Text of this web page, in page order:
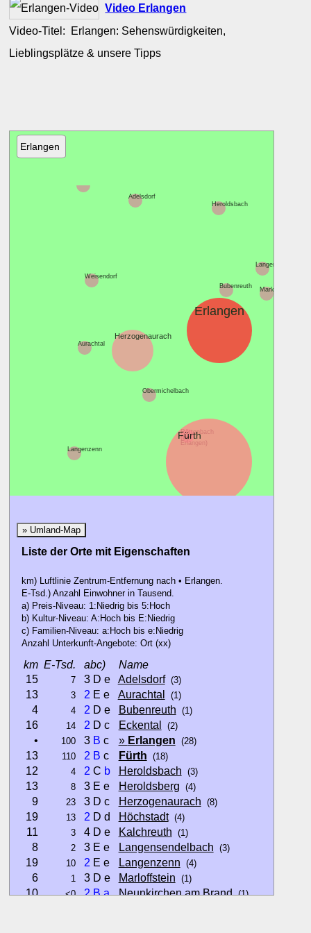
Video Erlangen
Video-Titel: Erlangen: Sehenswürdigkeiten,
Lieblingsplätze & unsere Tipps
Erlangen
Marloffstein
Langensendelbach
Aurachtal
Obermichelbach
Bubenreuth
Heroldsbach
Röttenbach
(bei
Erlangen)
Weisendorf
Adelsdorf
Langenzenn
Herzogenaurach
Erlangen
Fürth
» Umland-Map
Liste der Orte mit Eigenschaften
km) Luftlinie Zentrum-Entfernung nach • Erlangen.
E-Tsd.) Anzahl Einwohner in Tausend.
a) Preis-Niveau: 1:Niedrig bis 5:Hoch
b) Kultur-Niveau: A:Hoch bis E:Niedrig
c) Familien-Niveau: a:Hoch bis e:Niedrig
Anzahl Unterkunft-Angebote: Ort (xx)
km E-Tsd. abc)
Name
15
7 3 D e Adelsdorf (3)
13 3 2 E e Aurachtal (1)
4 4 2 D e Bubenreuth (1)
16 14 2 D c Eckental (2)
• 100 3 B c » Erlangen (28)
13 110 2 B c Fürth (18)
12 4 2 C b Heroldsbach (3)
13 8 3 E e Heroldsberg (4)
9 23 3 D c Herzogenaurach (8)
19 13 2 D d Höchstadt (4)
11 3 4 D e Kalchreuth (1)
8 2 3 E e Langensendelbach (3)
19 10 2 E e Langenzenn (4)
6 1 3 D e Marloffstein (1)
10 <0 2 B a Neunkirchen am Brand (1)